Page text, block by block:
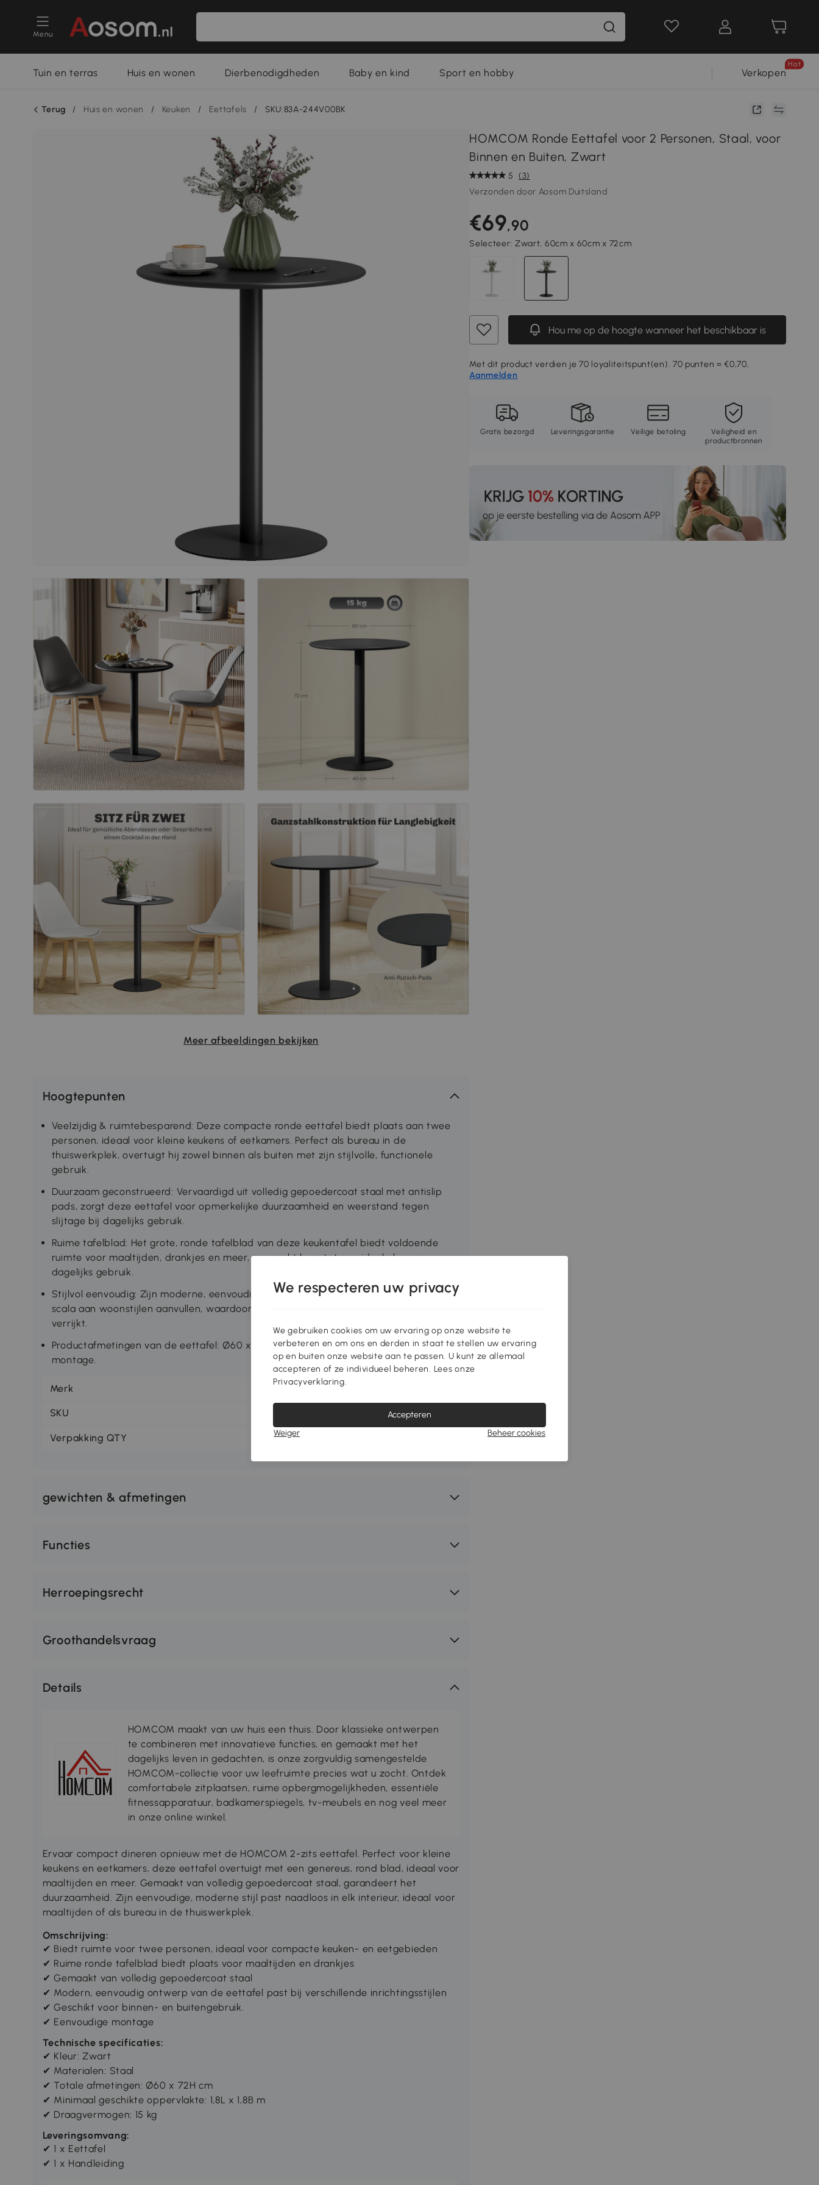
Menu
Tuin en terras Huis en wonen Dierbenodigdheden Baby en kind Sport en hobby Verkopen
Hot
Terug / Huis en wonen / Keuken / Eettafels / SKU:83A-244V00BK
Meer afbeeldingen bekijken
Hoogtepunten
Veelzijdig & ruimtebesparend: Deze compacte ronde eettafel biedt plaats aan twee
personen, ideaal voor kleine keukens of eetkamers. Perfect als bureau in de
thuiswerkplek, overtuigt hij zowel binnen als buiten met zijn stijlvolle, functionele
gebruik.
Duurzaam geconstrueerd: Vervaardigd uit volledig gepoedercoat staal met antislip
pads, zorgt deze eettafel voor opmerkelijke duurzaamheid en weerstand tegen
slijtage bij dagelijks gebruik.
Ruime tafelblad: Het grote, ronde tafelblad van deze keukentafel biedt voldoende
ruimte voor maaltijden, drankjes en meer, en maakt hem tot een ideale keuze voor
dagelijks gebruik.
Stijlvol eenvoudig: Zijn moderne, eenvoudige ontwerp laat deze eettafel een breed
scala aan woonstijlen aanvullen, waardoor hij het esthetisch uiterlijk van eetkamers
verrijkt.
Productafmetingen van de eettafel: Ø60 x 72H cm. Draagvermogen: 15 kg. Eenvoudige
montage.
Merk HOMCOM
SKU
Verpakking QTY
gewichten & afmetingen
Functies
Herroepingsrecht
Groothandelsvraag
Details
HOMCOM maakt van uw huis een thuis. Door klassieke ontwerpen
te combineren met innovatieve functies, en gemaakt met het
dagelijks leven in gedachten, is onze zorgvuldig samengestelde
HOMCOM-collectie voor uw leefruimte precies wat u zocht. Ontdek
comfortabele zitplaatsen, ruime opbergmogelijkheden, essentiële
fitnessapparatuur, badkamerspiegels, tv-meubels en nog veel meer
in onze online winkel.
Ervaar compact dineren opnieuw met de HOMCOM 2-zits eettafel. Perfect voor kleine
keukens en eetkamers, deze eettafel overtuigt met een genereus, rond blad, ideaal voor
maaltijden en meer. Gemaakt van volledig gepoedercoat staal, garandeert het
duurzaamheid. Zijn eenvoudige, moderne stijl past naadloos in elk interieur, ideaal voor
maaltijden of als bureau in de thuiswerkplek.
Omschrijving:
✔ Biedt ruimte voor twee personen, ideaal voor compacte keuken- en eetgebieden
✔ Ruime ronde tafelblad biedt plaats voor maaltijden en drankjes
✔ Gemaakt van volledig gepoedercoat staal
✔ Modern, eenvoudig ontwerp van de eettafel past bij verschillende inrichtingsstijlen
✔ Geschikt voor binnen- en buitengebruik.
✔ Eenvoudige montage
Technische specificaties:
✔ Kleur: Zwart
✔ Materialen: Staal
✔ Totale afmetingen: Ø60 x 72H cm
✔ Minimaal geschikte oppervlakte: 1,8L x 1,8B m
✔ Draagvermogen: 15 kg
Leveringsomvang:
✔ 1 x Eettafel
✔ 1 x Handleiding
HOMCOM Ronde Eettafel voor 2 Personen, Staal, voor
Binnen en Buiten, Zwart
5
(3)
Verzonden door Aosom Duitsland
€69,90
Selecteer: Zwart, 60cm x 60cm x 72cm
Hou me op de hoogte wanneer het beschikbaar is
Met dit product verdien je 70 loyaliteitspunt(en). 70 punten = €0,70,
Aanmelden
Gratis bezorgd Leveringsgarantie Veilige betaling
Veiligheid en
productbronnen
We respecteren uw privacy
We gebruiken cookies om uw ervaring op onze website te
verbeteren en om ons en derden in staat te stellen uw ervaring
op en buiten onze website aan te passen. U kunt ze allemaal
accepteren of ze individueel beheren. Lees onze
Privacyverklaring.
Accepteren
Weiger
Beheer cookies